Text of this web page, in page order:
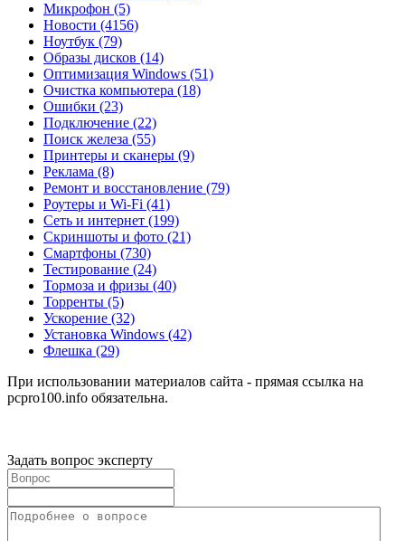
Микрофон (5)
Новости (4156)
Ноутбук (79)
Образы дисков (14)
Оптимизация Windows (51)
Очистка компьютера (18)
Ошибки (23)
Подключение (22)
Поиск железа (55)
Принтеры и сканеры (9)
Реклама (8)
Ремонт и восстановление (79)
Роутеры и Wi-Fi (41)
Сеть и интернет (199)
Скриншоты и фото (21)
Смартфоны (730)
Тестирование (24)
Тормоза и фризы (40)
Торренты (5)
Ускорение (32)
Установка Windows (42)
Флешка (29)
При использовании материалов сайта - прямая ссылка на
pcpro100.info обязательна.
Задать вопрос эксперту